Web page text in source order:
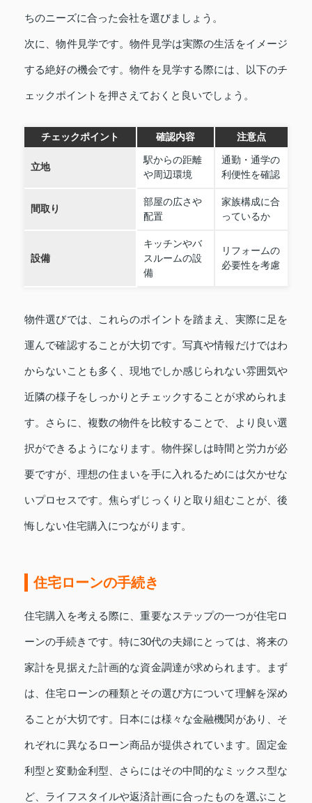
ちのニーズに合った会社を選びましょう。
次に、物件見学です。物件見学は実際の生活をイメージ
する絶好の機会です。物件を見学する際には、以下のチ
ェックポイントを押さえておくと良いでしょう。
チェックポイント 確認内容 注意点
立地
駅からの距離
や周辺環境
通勤・通学の
利便性を確認
間取り
部屋の広さや
配置
家族構成に合
っているか
設備
キッチンやバ
スルームの設
備
リフォームの
必要性を考慮
物件選びでは、これらのポイントを踏まえ、実際に足を
運んで確認することが大切です。写真や情報だけではわ
からないことも多く、現地でしか感じられない雰囲気や
近隣の様子をしっかりとチェックすることが求められま
す。さらに、複数の物件を比較することで、より良い選
択ができるようになります。物件探しは時間と労力が必
要ですが、理想の住まいを手に入れるためには欠かせな
いプロセスです。焦らずじっくりと取り組むことが、後
悔しない住宅購入につながります。
住宅ローンの手続き
住宅購入を考える際に、重要なステップの一つが住宅ロ
ーンの手続きです。特に30代の夫婦にとっては、将来の
家計を見据えた計画的な資金調達が求められます。まず
は、住宅ローンの種類とその選び方について理解を深め
ることが大切です。日本には様々な金融機関があり、そ
れぞれに異なるローン商品が提供されています。固定金
利型と変動金利型、さらにはその中間的なミックス型な
ど、ライフスタイルや返済計画に合ったものを選ぶこと